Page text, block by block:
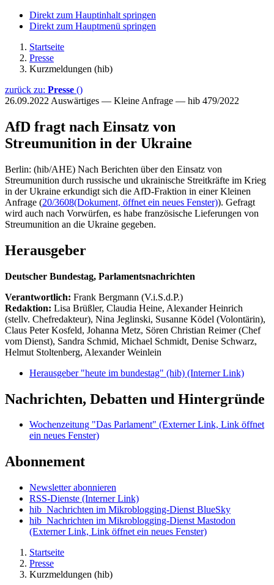
Direkt zum Hauptinhalt springen
Direkt zum Hauptmenü springen
Startseite
Presse
Kurzmeldungen (hib)
zurück zu: Presse ()
26.09.2022 Auswärtiges — Kleine Anfrage — hib 479/2022
AfD fragt nach Einsatz von
Streumunition in der Ukraine
Berlin: (hib/AHE) Nach Berichten über den Einsatz von
Streumunition durch russische und ukrainische Streitkräfte im Krieg
in der Ukraine erkundigt sich die AfD-Fraktion in einer Kleinen
Anfrage (20/3608(Dokument, öffnet ein neues Fenster)). Gefragt
wird auch nach Vorwürfen, es habe französische Lieferungen von
Streumunition an die Ukraine gegeben.
Herausgeber
Deutscher Bundestag, Parlamentsnachrichten
Verantwortlich: Frank Bergmann (V.i.S.d.P.)
Redaktion: Lisa Brüßler, Claudia Heine, Alexander Heinrich
(stellv. Chefredakteur), Nina Jeglinski, Susanne Ködel (Volontärin),
Claus Peter Kosfeld, Johanna Metz, Sören Christian Reimer (Chef
vom Dienst), Sandra Schmid, Michael Schmidt, Denise Schwarz,
Helmut Stoltenberg, Alexander Weinlein
Herausgeber "heute im bundestag" (hib) (Interner Link)
Nachrichten, Debatten und Hintergründe
Wochenzeitung "Das Parlament" (Externer Link, Link öffnet
ein neues Fenster)
Abonnement
Newsletter abonnieren
RSS-Dienste (Interner Link)
hib_Nachrichten im Mikroblogging-Dienst BlueSky
hib_Nachrichten im Mikroblogging-Dienst Mastodon
(Externer Link, Link öffnet ein neues Fenster)
Startseite
Presse
Kurzmeldungen (hib)